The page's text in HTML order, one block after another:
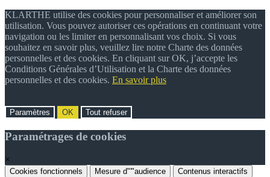
KLARTHE utilise des cookies pour personnaliser et améliorer son
utilisation. Vous pouvez autoriser ces opérations en continuant votre
navigation ou les limiter en personnalisant vos choix. Si vous
souhaitez en savoir plus, veuillez lire notre Charte des données
personnelles et des cookies. En cliquant sur OK, j’accepte les
Conditions Générales d’Utilisation et la Charte des données
personnelles et des cookies. En savoir plus
Paramètres OK Tout refuser
Paramétrages de cookies
×
Cookies fonctionnels Mesure d"'"audience Contenus interactifs